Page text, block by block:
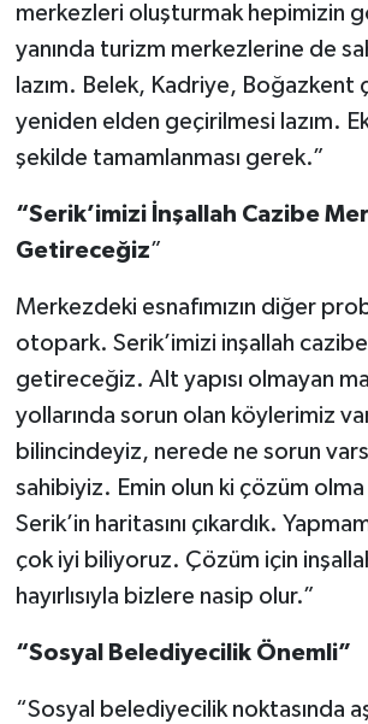
merkezleri oluşturmak hepimizin
yanında turizm merkezlerine de
lazım. Belek, Kadriye, Boğazkent
yeniden elden geçirilmesi lazım.
şekilde tamamlanması gerek.”
“Serik’imizi İnşallah Cazibe
Getireceğiz”
Merkezdeki esnafımızın diğer
otopark. Serik’imizi inşallah
getireceğiz. Alt yapısı olmayan
yollarında sorun olan köylerimiz
bilincindeyiz, nerede ne sorun
sahibiyiz. Emin olun ki çözüm olma
Serik’in haritasını çıkardık.
çok iyi biliyoruz. Çözüm için
hayırlısıyla bizlere nasip olur.”
“Sosyal Belediyecilik Önemli”
“Sosyal belediyecilik noktasında